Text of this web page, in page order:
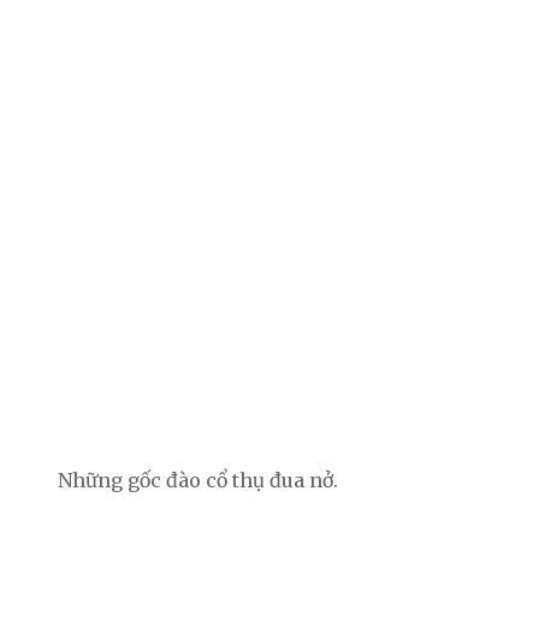
Những gốc đào cổ thụ đua nở.